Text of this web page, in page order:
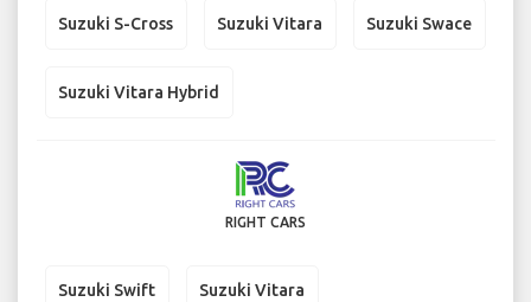
Suzuki S-Cross Suzuki Vitara Suzuki Swace
Suzuki Vitara Hybrid
RIGHT CARS
Suzuki Swift Suzuki Vitara